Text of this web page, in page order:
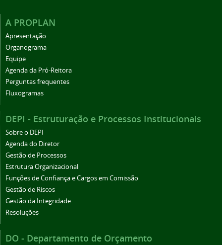
A PROPLAN
Apresentação
Organograma
Equipe
Agenda da Pró-Reitora
Perguntas frequentes
Fluxogramas
DEPI - Estruturação e Processos Institucionais
Sobre o DEPI
Agenda do Diretor
Gestão de Processos
Estrutura Organizacional
Funções de Confiança e Cargos em Comissão
Gestão de Riscos
Gestão da Integridade
Resoluções
DO - Departamento de Orçamento